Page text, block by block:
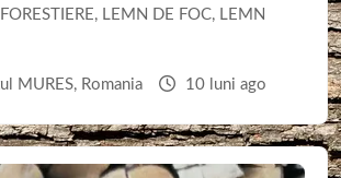
, LEMN DE FOC, LEMN
MURES, Romania 10 luni ago